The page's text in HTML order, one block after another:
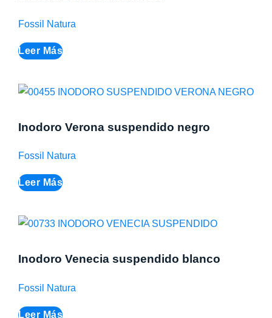
Fossil Natura
Leer Más
Inodoro Verona suspendido negro
Fossil Natura
Leer Más
Inodoro Venecia suspendido blanco
Fossil Natura
Leer Más